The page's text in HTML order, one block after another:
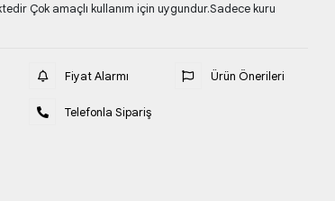
Çok amaçlı kullanım için uygundur.Sadece kuru
Fiyat Alarmı
Telefonla Sipariş
Ürün Önerileri